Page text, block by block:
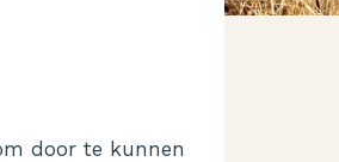
door te kunnen